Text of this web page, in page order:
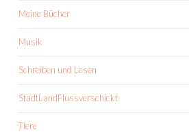
Meine Bücher
Musik
Schreiben und Lesen
StadtLandFlussverschickt
Tiere